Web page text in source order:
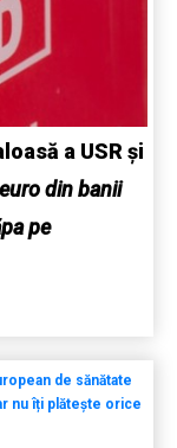
a USR și
din banii
pe
de sănătate
nu îți plătește orice